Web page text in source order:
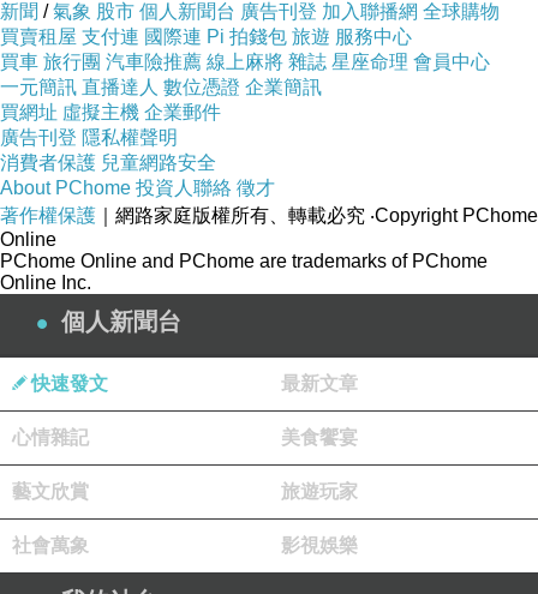
👉查看我的臉書ＦＢ文章影片：
https://reurl.cc/ZjoknM
整理最近--林子玄👍精彩10部，＜
👏
https://reurl.cc/NA6Ak9
整理最近--林子玄👍精彩10部，＜命理知識＞懶人包
https://reurl.cc/KroXWM
❤️林子玄老師
預約請點我 https://reurl.cc/RYZ1Or
⇢LINE：vivian0407888
新聞 /氣象 股市 個人新聞台 廣告刊登 加入聯播網 全球購物
買賣租屋 支付連 國際連 Pi 拍錢包 旅遊 服務中心
買車 旅行團 汽車險推薦 線上麻將 雜誌 星座命理 會員中心
一元簡訊 直播達人 數位憑證 企業簡訊
買網址 虛擬主機 企業郵件
廣告刊登 隱私權聲明
消費者保護 兒童網路安全
About PChome 投資人聯絡 徵才
著作權保護 ｜網路家庭版權所有、轉載必究 ‧Copyright PChome
Online
PChome Online and PChome are trademarks of PChome
Online Inc.
個人新聞台
快速發文 最新文章
心情雜記 美食饗宴
藝文欣賞 旅遊玩家
社會萬象 影視娛樂